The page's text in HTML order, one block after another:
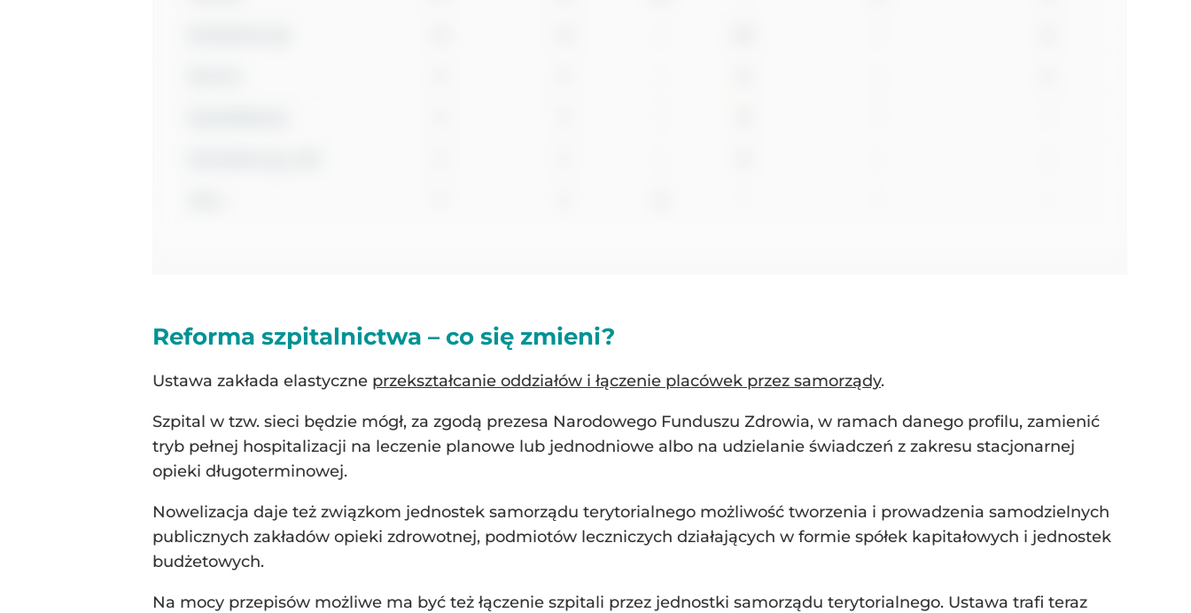
Reforma szpitalnictwa – co się zmieni?
Ustawa zakłada elastyczne przekształcanie oddziałów i łączenie placówek przez samorządy.
Szpital w tzw. sieci będzie mógł, za zgodą prezesa Narodowego Funduszu Zdrowia, w ramach danego profilu, zamienić
tryb pełnej hospitalizacji na leczenie planowe lub jednodniowe albo na udzielanie świadczeń z zakresu stacjonarnej
opieki długoterminowej.
Nowelizacja daje też związkom jednostek samorządu terytorialnego możliwość tworzenia i prowadzenia samodzielnych
publicznych zakładów opieki zdrowotnej, podmiotów leczniczych działających w formie spółek kapitałowych i jednostek
budżetowych.
Na mocy przepisów możliwe ma być też łączenie szpitali przez jednostki samorządu terytorialnego. Ustawa trafi teraz